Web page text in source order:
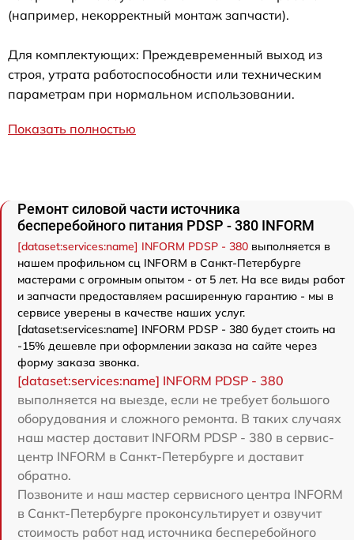
(например, некорректный монтаж запчасти).
Для комплектующих: Преждевременный выход из
строя, утрата работоспособности или техническим
параметрам при нормальном использовании.
Показать полностью
Ремонт силовой части источника
бесперебойного питания PDSP - 380 INFORM
[dataset:services:name] INFORM PDSP - 380 выполняется в
нашем профильном сц INFORM в Санкт-Петербурге
мастерами с огромным опытом - от 5 лет. На все виды работ
и запчасти предоставляем расширенную гарантию - мы в
сервисе уверены в качестве наших услуг.
[dataset:services:name] INFORM PDSP - 380 будет стоить на
-15% дешевле при оформлении заказа на сайте через
форму заказа звонка.
[dataset:services:name] INFORM PDSP - 380
выполняется на выезде, если не требует большого
оборудования и сложного ремонта. В таких случаях
наш мастер доставит INFORM PDSP - 380 в сервис-
центр INFORM в Санкт-Петербурге и доставит
обратно.
Позвоните и наш мастер сервисного центра INFORM
в Санкт-Петербурге проконсультирует и озвучит
стоимость работ над источника бесперебойного